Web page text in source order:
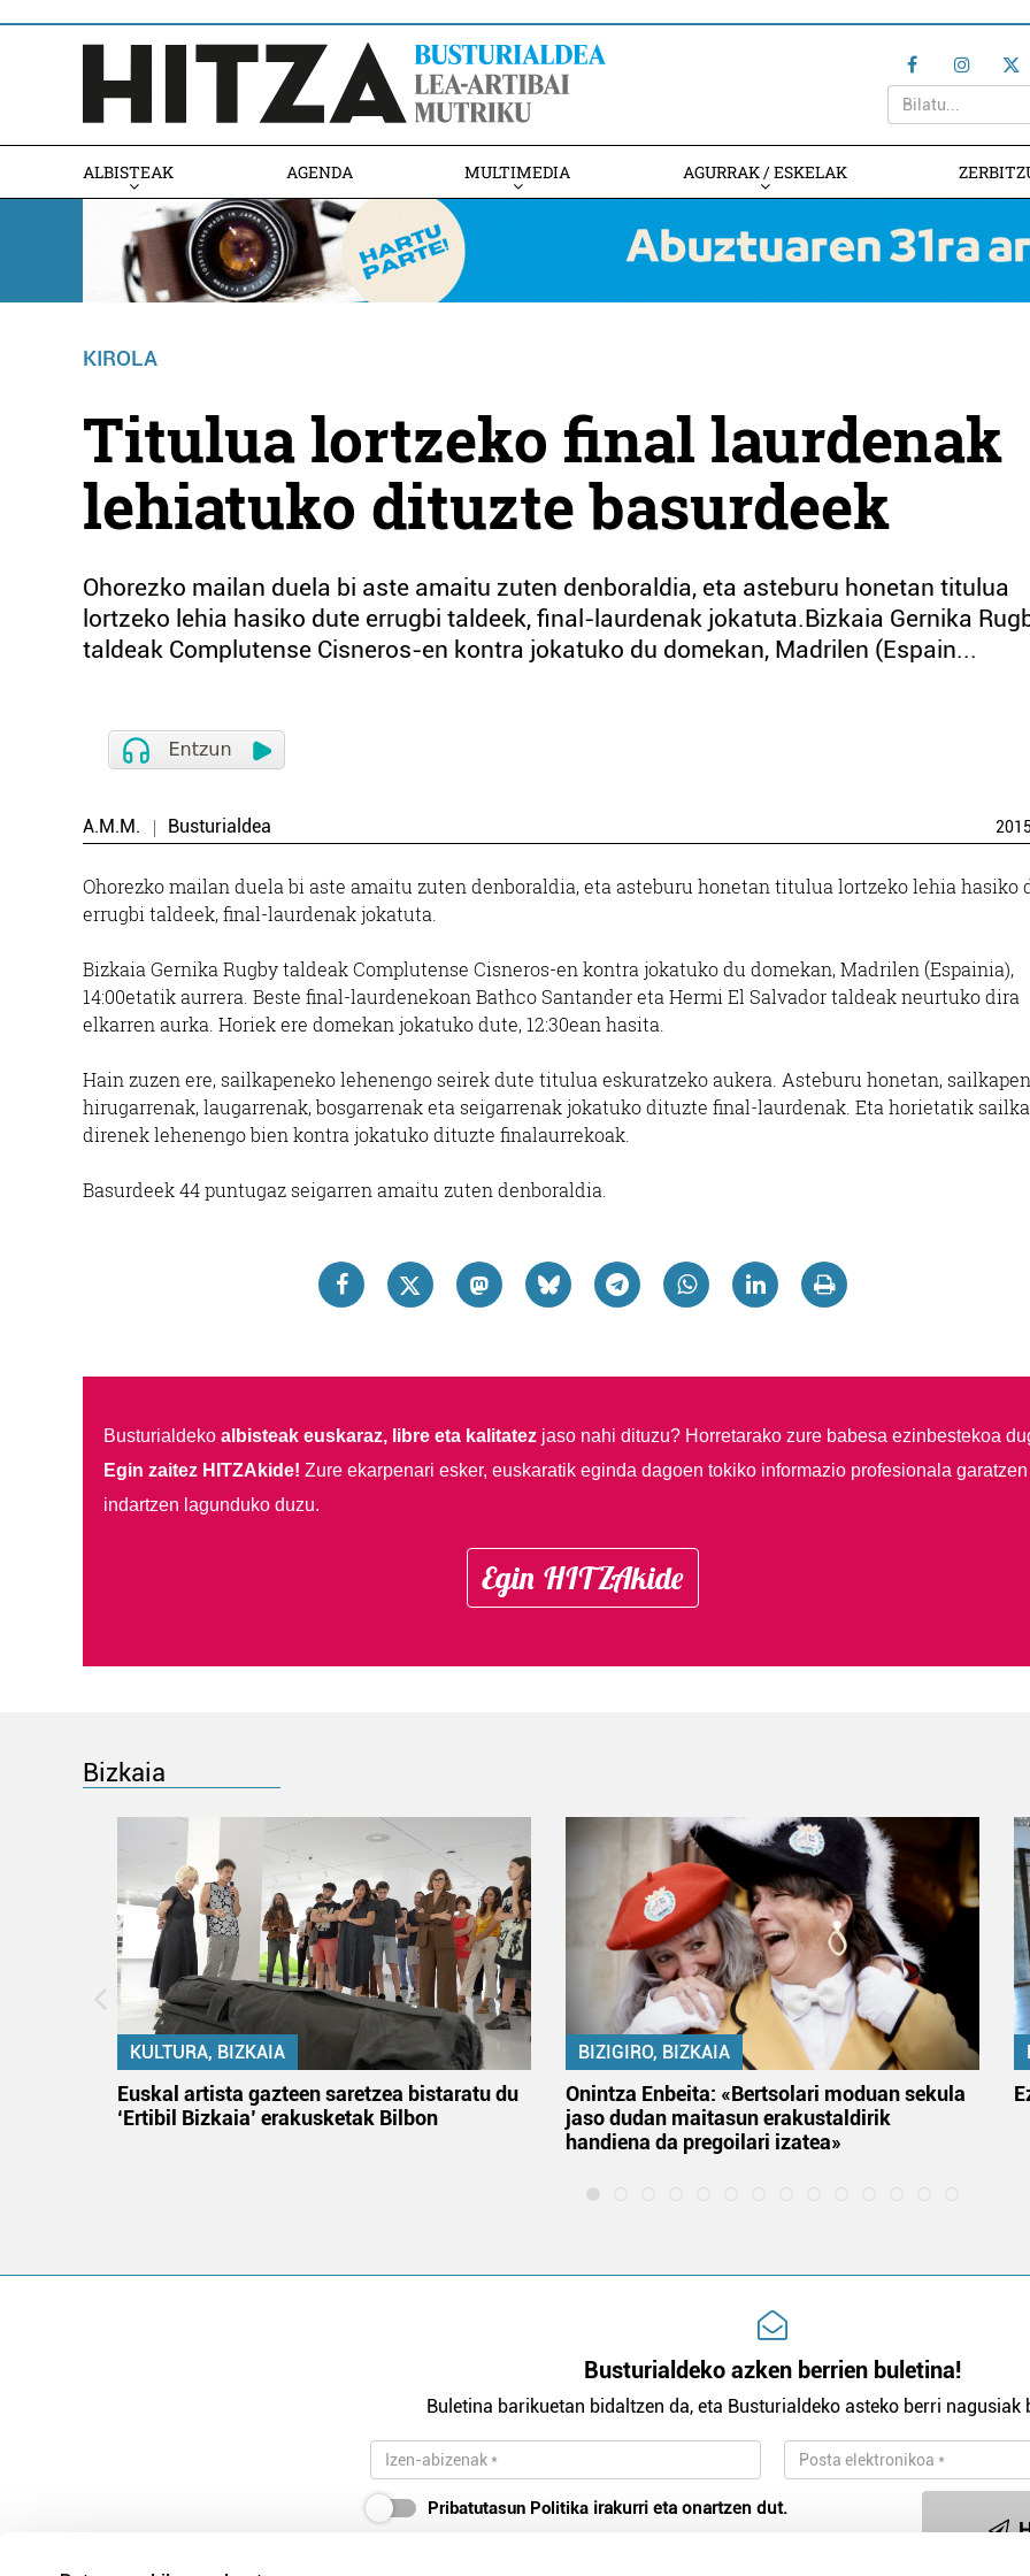
ALBISTEAK AGENDA MULTIMEDIA AGURRAK / ESKELAK
KIROLA
Titulua lortzeko final laurdenak
lehiatuko dituzte basurdeek
Ohorezko mailan duela bi aste amaitu zuten denboraldia, eta asteburu honetan titulua
lortzeko lehia hasiko dute errugbi taldeek, final-laurdenak jokatuta.Bizkaia Gernika
taldeak Complutense Cisneros-en kontra jokatuko du domekan, Madrilen (Espain...
A.M.M. Busturialdea 2015
Ohorezko mailan duela bi aste amaitu zuten denboraldia, eta asteburu honetan titulua lortzeko lehia hasiko
errugbi taldeek, final-laurdenak jokatuta.
Bizkaia Gernika Rugby taldeak Complutense Cisneros-en kontra jokatuko du domekan, Madrilen (Espainia),
14:00etatik aurrera. Beste final-laurdenekoan Bathco Santander eta Hermi El Salvador taldeak neurtuko dira
elkarren aurka. Horiek ere domekan jokatuko dute, 12:30ean hasita.
Hain zuzen ere, sailkapeneko lehenengo seirek dute titulua eskuratzeko aukera. Asteburu honetan,
hirugarrenak, laugarrenak, bosgarrenak eta seigarrenak jokatuko dituzte final-laurdenak. Eta horietatik
direnek lehenengo bien kontra jokatuko dituzte finalaurrekoak.
Basurdeek 44 puntugaz seigarren amaitu zuten denboraldia.
Busturialdeko albisteak euskaraz, libre eta kalitatezjaso nahi dituzu? Horretarako zure babesa ezinbestekoa
Egin zaitez HITZAkide! Zure ekarpenari esker, euskaratik eginda dagoen tokiko informazio profesionala garatzen
indartzen lagunduko duzu.
Egin HITZAkide
Bizkaia
KULTURA, BIZKAIA
Euskal artista gazteen saretzea bistaratu du
‘Ertibil Bizkaia’ erakusketak Bilbon
BIZIGIRO, BIZKAIA
Onintza Enbeita: «Bertsolari moduan sekula
jaso dudan maitasun erakustaldirik
handiena da pregoilari izatea»
Busturialdeko azken berrien buletina!
Buletina barikuetan bidaltzen da, eta Busturialdeko asteko berri nagusiak
Pribatutasun Politika irakurri eta onartzen dut.